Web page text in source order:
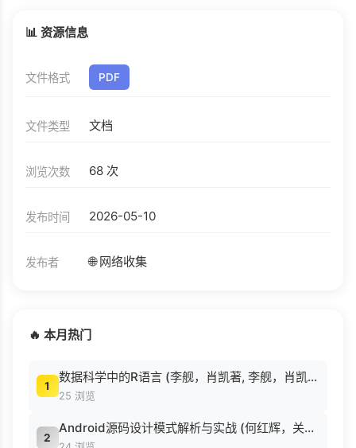
📊 资源信息
文件格式 PDF
文件类型 文档
浏览次数 68 次
发布时间 2026-05-10
发布者 🌐 网络收集
🔥 本月热门
1
数据科学中的R语言 (李舰，肖凯著, 李舰，肖凯著；吴喜之审校, Pdg2Pic).pdf
25 浏览
2
Android源码设计模式解析与实战 (何红辉，关爱民著, 何红辉, 关爱民著, 何红辉, 关爱民).pdf